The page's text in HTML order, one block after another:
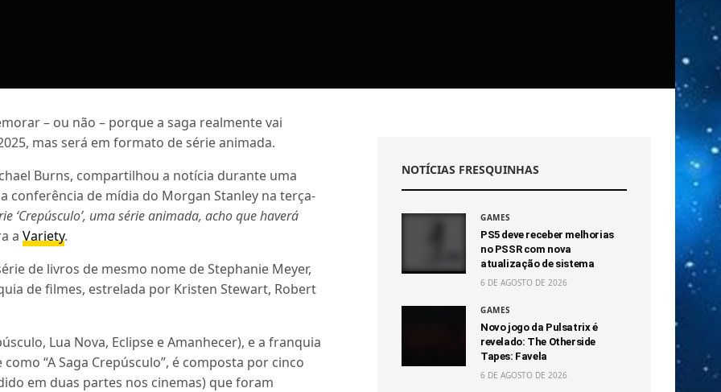
– ou não – porque a saga realmente vai
mas será em formato de série animada.
Burns, compartilhou a notícia durante uma
conferência de mídia do Morgan Stanley na terça-
‘Crepúsculo’, uma série animada, acho que haverá
aVariety.
de livros de mesmo nome de Stephanie Meyer,
de filmes, estrelada por Kristen Stewart, Robert
Lua Nova, Eclipse e Amanhecer), e a franquia
“A Saga Crepúsculo”, é composta por cinco
em duas partes nos cinemas) que foram
NOTÍCIAS FRESQUINHAS
GAMES
PS5 deve receber melhorias
no PSSR com nova
atualização de sistema
6 DE AGOSTO DE 2026
GAMES
Novo jogo da Pulsatrix é
revelado: The Otherside
Tapes: Favela
6 DE AGOSTO DE 2026